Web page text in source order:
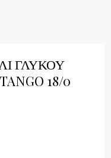
ΓΛΥΚΟΥ
18/0